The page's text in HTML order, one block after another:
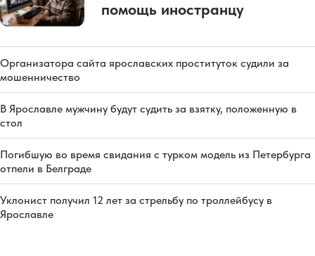
помощь иностранцу
Организатора сайта ярославских проституток судили за
мошенничество
В Ярославле мужчину будут судить за взятку, положенную в
стол
Погибшую во время свидания с турком модель из Петербурга
отпели в Белграде
Уклонист получил 12 лет за стрельбу по троллейбусу в
Ярославле